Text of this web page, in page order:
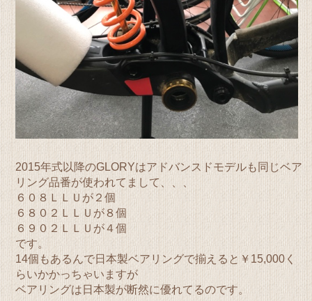
2015年式以降のGLORYはアドバンスドモデルも同じベア
リング品番が使われてまして、、、
６０８ＬＬＵが２個
６８０２ＬＬＵが８個
６９０２ＬＬＵが４個
です。
14個もあるんで日本製ベアリングで揃えると￥15,000く
らいかかっちゃいますが
ベアリングは日本製が断然に優れてるのです。